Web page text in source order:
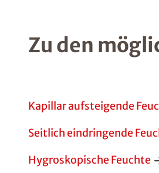
Zu den
Kapillar aufsteigende
Seitlich eindringende
Hygroskopische Feuchte